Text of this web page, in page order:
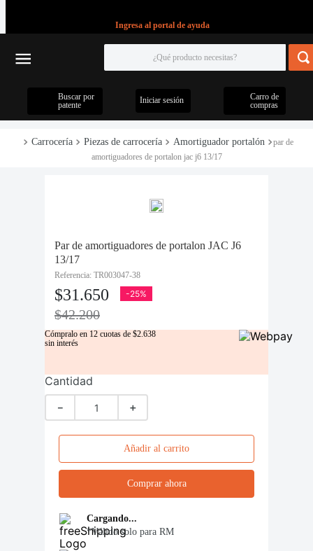
Ingresa al portal de ayuda
Buscar por
patente
Iniciar sesión
Carro de
compras
Carrocería Piezas de carrocería Amortiguador portalón
par de
amortiguadores de portalon jac j6 13/17
Par de amortiguadores de portalon JAC J6
13/17
Referencia: TR003047-38
$31.650 -25%
$42.200
Cómpralo en 12 cuotas de $2.638
sin interés
Cantidad
＋
－
Añadir al carrito
Comprar ahora
Cargando...
*Válido solo para RM